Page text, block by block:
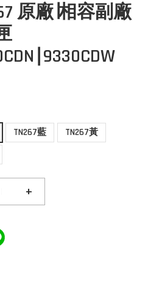
原廠∣相容副廠
TN267藍
TN267黃
+